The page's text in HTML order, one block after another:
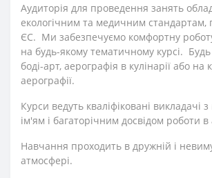
Аудиторія для проведення занять
екологічним та медичним
ЄС. Ми забезпечуємо комфортну
на будь-якому тематичному курсі.
боді-арт, аерографія в кулінарії або на
аерографії.
Курси ведуть кваліфіковані викладачі
ім'ям і багаторічним досвідом роботи в
Навчання проходить в дружній і
атмосфері.